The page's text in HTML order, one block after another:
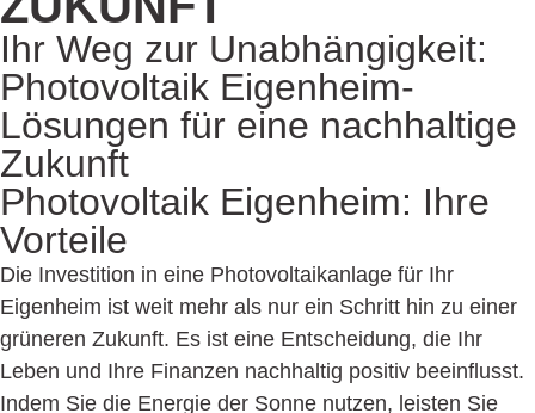
Ihr Weg zur Unabhängigkeit:
Photovoltaik Eigenheim-
Lösungen für eine nachhaltige
Zukunft
Photovoltaik Eigenheim: Ihre
Vorteile
Die Investition in eine Photovoltaikanlage für Ihr
Eigenheim ist weit mehr als nur ein Schritt hin zu einer
grüneren Zukunft. Es ist eine Entscheidung, die Ihr
Leben und Ihre Finanzen nachhaltig positiv beeinflusst.
Indem Sie die Energie der Sonne nutzen, leisten Sie